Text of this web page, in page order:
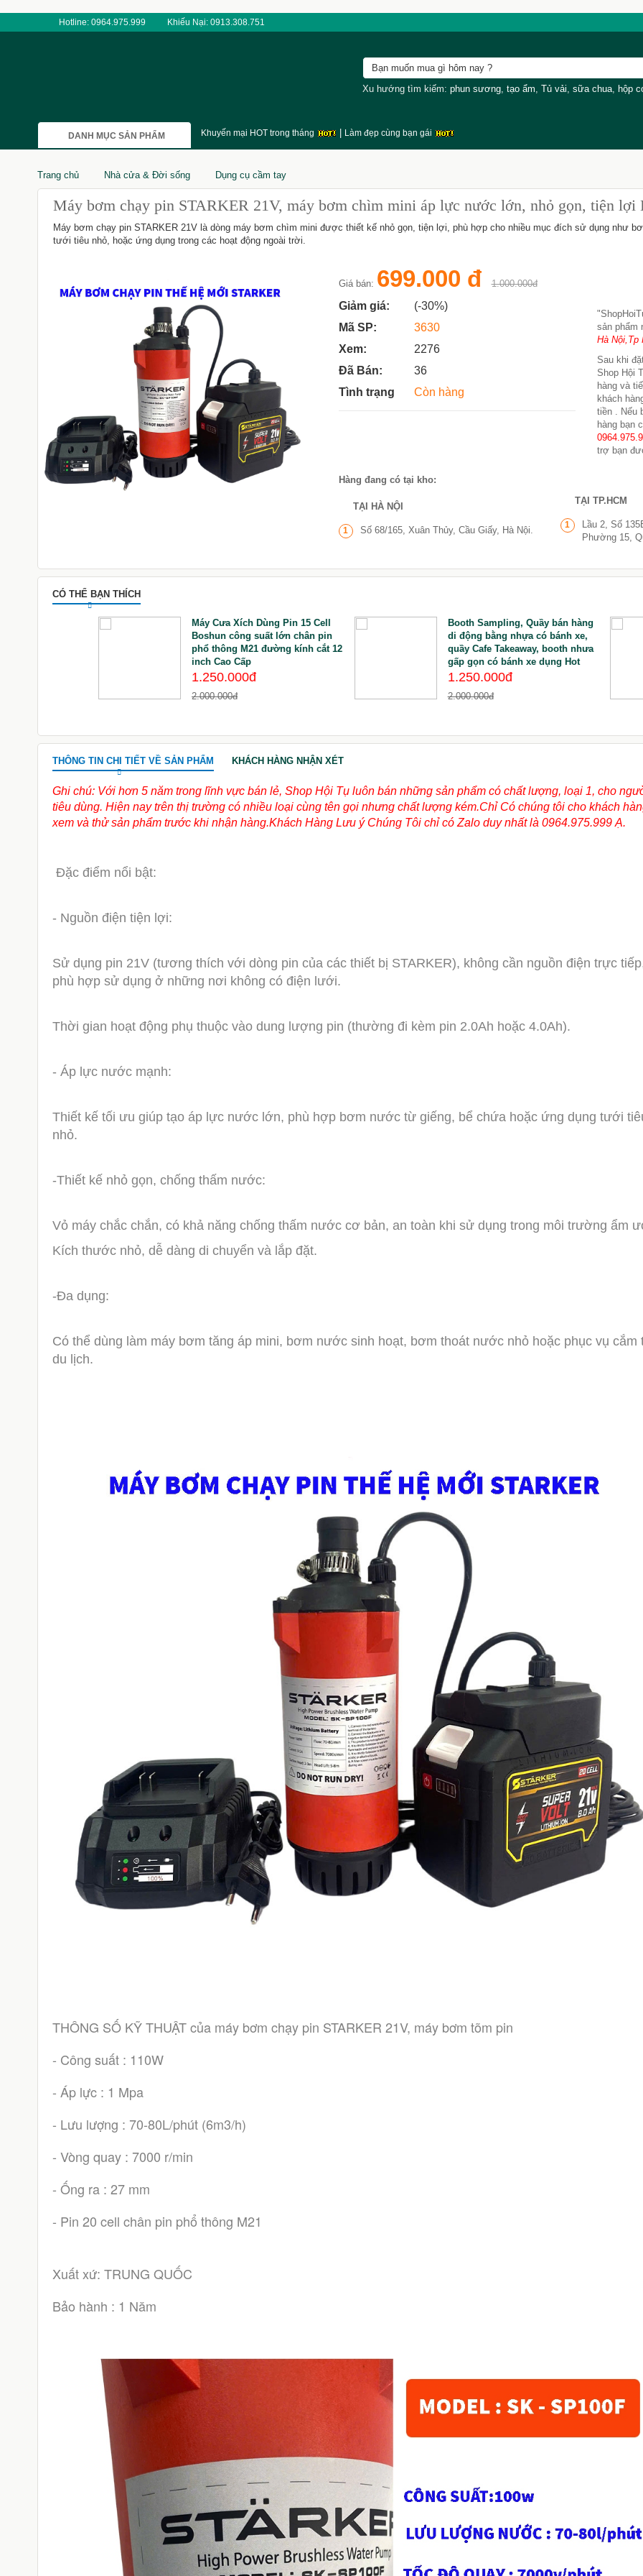
Hotline: 0964.975.999 Khiếu Nại: 0913.308.751
Xu hướng tìm kiếm: phun sương, tạo ẩm, Tủ vải, sữa chua, hộp
DANH MỤC SẢN PHẨM Khuyến mại HOT trong tháng Làm đẹp cùng bạn gái
Trang chủ Nhà cửa & Đời sống Dụng cụ cầm tay
Máy bơm chạy pin STARKER 21V, máy bơm chìm mini áp lực nước lớn, nhỏ gọn, tiện lợi
Máy bơm chạy pin STARKER 21V là dòng máy bơm chìm mini được thiết kế nhỏ gọn, tiện lợi, phù hợp cho nhiều mục đích sử dụng như
tưới tiêu nhỏ, hoặc ứng dụng trong các hoạt động ngoài trời.
Giá bán: 699.000 đ 1.000.000đ
Giảm giá:
(-30%)
Mã SP:
3630
Xem:
2276
Đã Bán:
36
Tình trạng
Còn hàng
sản phẩm
Hà Nội,Tp
Sau khi
Shop Hội
hàng và
khách
tiền . Nếu
hàng bạn
trợ bạn
Hàng đang có tại kho:
TẠI HÀ NỘI
1 Số 68/165, Xuân Thủy, Cầu Giấy, Hà Nội.
TẠI TP.HCM
1
Lầu 2, Số
Phường 15,
CÓ THỂ BẠN THÍCH
Máy Cưa Xích Dùng Pin 15 Cell
Boshun công suất lớn chân pin
phổ thông M21 đường kính cắt 12
inch Cao Cấp
1.250.000đ
2.000.000đ
Booth Sampling, Quầy bán hàng
di động bằng nhựa có bánh xe,
quầy Cafe Takeaway, booth nhưa
gấp gọn có bánh xe dụng Hot
1.250.000đ
2.000.000đ
THÔNG TIN CHI TIẾT VỀ SẢN PHẨM KHÁCH HÀNG NHẬN XÉT
Ghi chú: Với hơn 5 năm trong lĩnh vực bán lẻ, Shop Hội Tụ luôn bán những sản phẩm có chất lượng, loại 1, cho
tiêu dùng. Hiện nay trên thị trường có nhiều loại cùng tên gọi nhưng chất lượng kém.Chỉ Có chúng tôi cho khách
xem và thử sản phẩm trước khi nhận hàng.Khách Hàng Lưu ý Chúng Tôi chỉ có Zalo duy nhất là 0964.975.999 Ạ.
Đặc điểm nổi bật:
- Nguồn điện tiện lợi:
Sử dụng pin 21V (tương thích với dòng pin của các thiết bị STARKER), không cần nguồn điện trực
phù hợp sử dụng ở những nơi không có điện lưới.
Thời gian hoạt động phụ thuộc vào dung lượng pin (thường đi kèm pin 2.0Ah hoặc 4.0Ah).
- Áp lực nước mạnh:
Thiết kế tối ưu giúp tạo áp lực nước lớn, phù hợp bơm nước từ giếng, bể chứa hoặc ứng dụng tưới
nhỏ.
-Thiết kế nhỏ gọn, chống thấm nước:
Vỏ máy chắc chắn, có khả năng chống thấm nước cơ bản, an toàn khi sử dụng trong môi trường ẩm
Kích thước nhỏ, dễ dàng di chuyển và lắp đặt.
-Đa dụng:
Có thể dùng làm máy bơm tăng áp mini, bơm nước sinh hoạt, bơm thoát nước nhỏ hoặc phục vụ cắm
du lịch.
THÔNG SỐ KỸ THUẬT của máy bơm chạy pin STARKER 21V, máy bơm tõm pin
- Công suất : 110W
- Áp lực : 1 Mpa
- Lưu lượng : 70-80L/phút (6m3/h)
- Vòng quay : 7000 r/min
- Ống ra : 27 mm
- Pin 20 cell chân pin phổ thông M21
Xuất xứ: TRUNG QUỐC
Bảo hành : 1 Năm